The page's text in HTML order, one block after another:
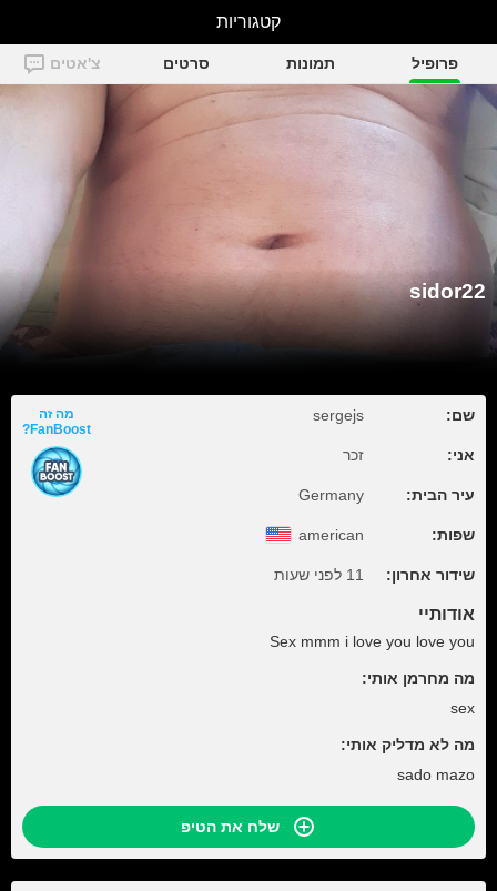
sidor22
פרופיל תמונות סרטים צ'אטים
sidor22
שם: sergejs
אני: זכר
עיר הבית: Germany
שפות: american
שידור אחרון: 11 לפני שעות
מה זה
FanBoost?
אודותיי
Sex mmm i love you love you
מה מחרמן אותי:
sex
מה לא מדליק אותי:
sado mazo
שלח את הטיפ
קטגוריות